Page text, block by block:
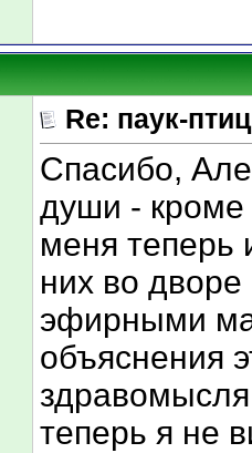
Re: паук-
Спасибо,
души - кроме
меня теперь
них во
эфирными
объяснения
теперь я не